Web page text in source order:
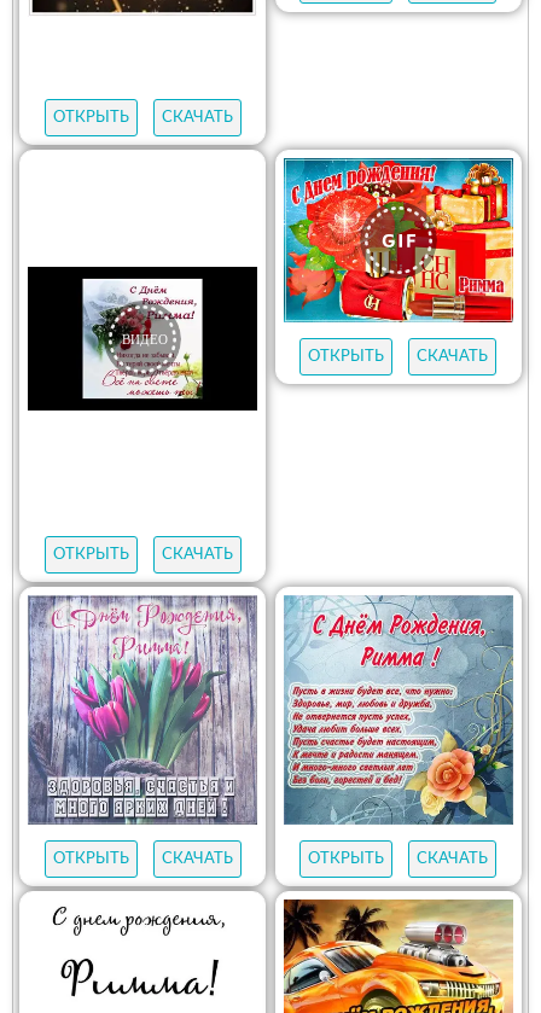
ОТКРЫТЬ СКАЧАТЬ
ОТКРЫТЬ СКАЧАТЬ
ОТКРЫТЬ СКАЧАТЬ
ОТКРЫТЬ СКАЧАТЬ ОТКРЫТЬ СКАЧАТЬ